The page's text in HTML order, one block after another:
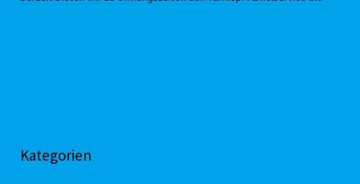
Kategorien